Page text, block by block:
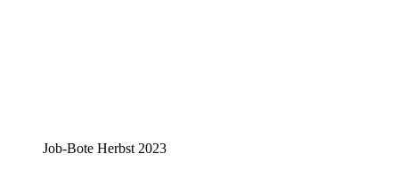
Job-Bote Herbst 2023